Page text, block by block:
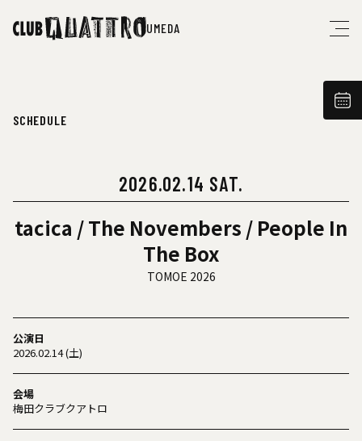
UMEDA
SCHEDULE
2026.02.14 SAT.
tacica / The Novembers / People In
The Box
TOMOE 2026
公演日
2026.02.14 (土)
会場
梅田クラブクアトロ